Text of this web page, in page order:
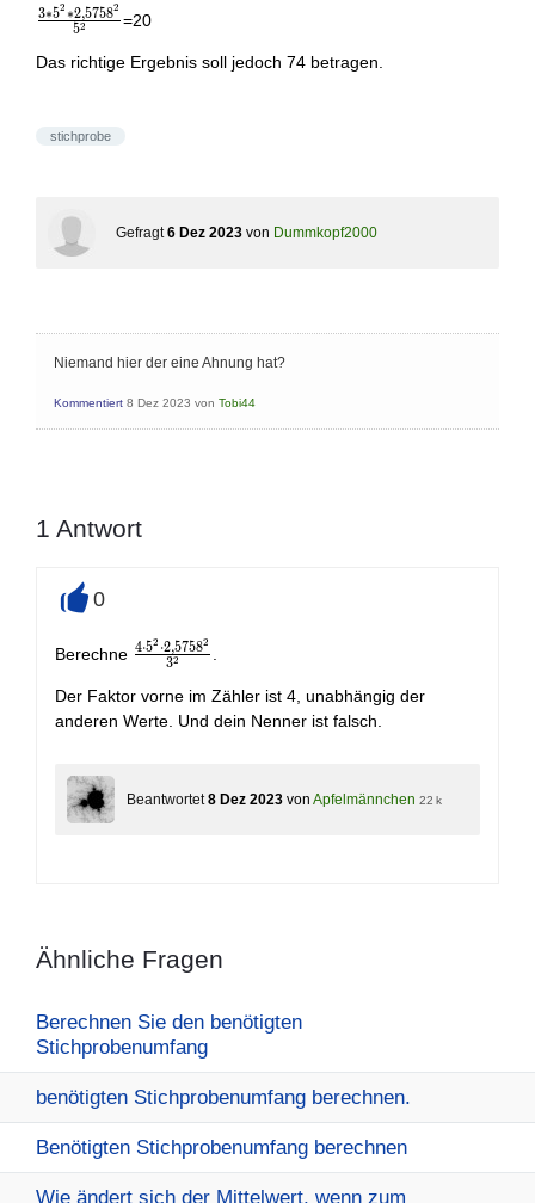
\frac{3*5^2*2,5758^2}
{5^2}
52
3∗52 ∗2,57582
=20
Das richtige Ergebnis soll jedoch 74 betragen.
stichprobe
Gefragt 6 Dez 2023 von Dummkopf2000
Niemand hier der eine Ahnung hat?
Kommentiert 8 Dez 2023 von Tobi44
1 Antwort
0
Berechne \frac{4\cdot
5^2\cdot
2,5758^2}
{3^2}
32
4⋅52 ⋅2,57582
.
Der Faktor vorne im Zähler ist 4, unabhängig der
anderen Werte. Und dein Nenner ist falsch.
Beantwortet 8 Dez 2023 von Apfelmännchen 22 k
Ähnliche Fragen
Berechnen Sie den benötigten
Stichprobenumfang
benötigten Stichprobenumfang berechnen.
Benötigten Stichprobenumfang berechnen
Wie ändert sich der Mittelwert, wenn zum